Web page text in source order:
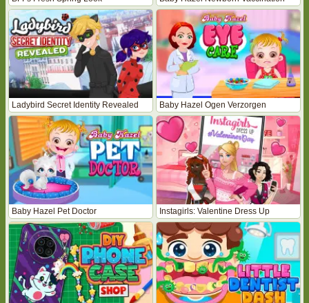
Ladybird Secret Identity Revealed Baby Hazel Ogen Verzorgen
Baby Hazel Pet Doctor Instagirls: Valentine Dress Up